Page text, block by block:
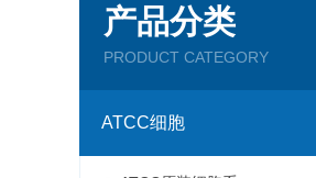
产品分类
PRODUCT CATEGORY
ATCC细胞